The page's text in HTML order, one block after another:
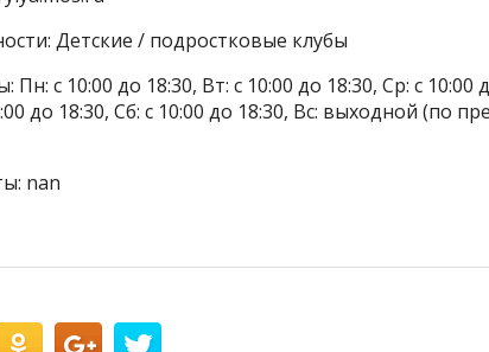
Детские / подростковые клубы
Пн: с 10:00 до 18:30, Вт: с 10:00 до 18:30, Ср: с 10:00
до 18:30, Сб: с 10:00 до 18:30, Вс: выходной (по
nan